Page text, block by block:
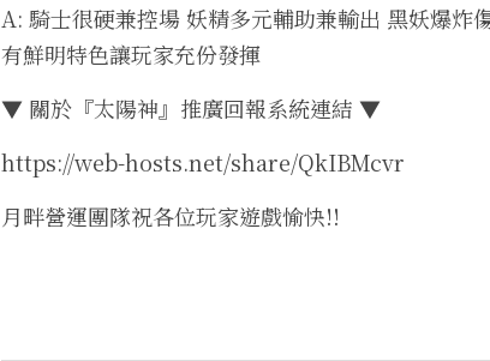
A: 騎士很硬兼控場 妖精多元輔助兼輸出 黑妖爆
有鮮明特色讓玩家充份發揮
▼ 關於『太陽神』推廣回報系統連結 ▼
https://web-hosts.net/share/QkIBMcvr
月畔營運團隊祝各位玩家遊戲愉快!!